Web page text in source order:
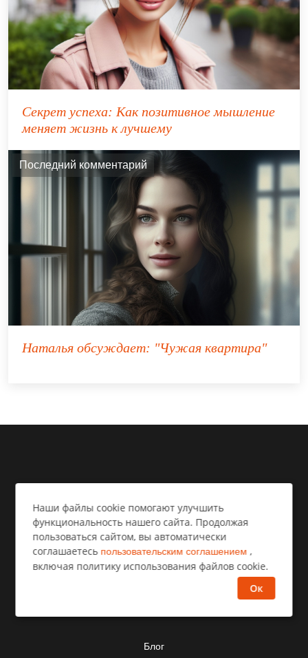
Секрет успеха: Как позитивное мышление
меняет жизнь к лучшему
Последний комментарий
Наталья обсуждает: "Чужая квартира"
Дзен рассказы
О нас
Блог
Наши файлы cookie помогают улучшить
функциональность нашего сайта. Продолжая
пользоваться сайтом, вы автоматически
соглашаетесь пользовательским соглашением ,
включая политику использования файлов cookie.
Ок